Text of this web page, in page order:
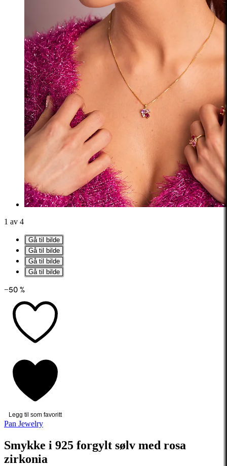
1 av 4
Gå til bilde
Gå til bilde
Gå til bilde
Gå til bilde
−50 %
Legg til som favoritt
Pan Jewelry
Smykke i 925 forgylt sølv med rosa
zirkonia